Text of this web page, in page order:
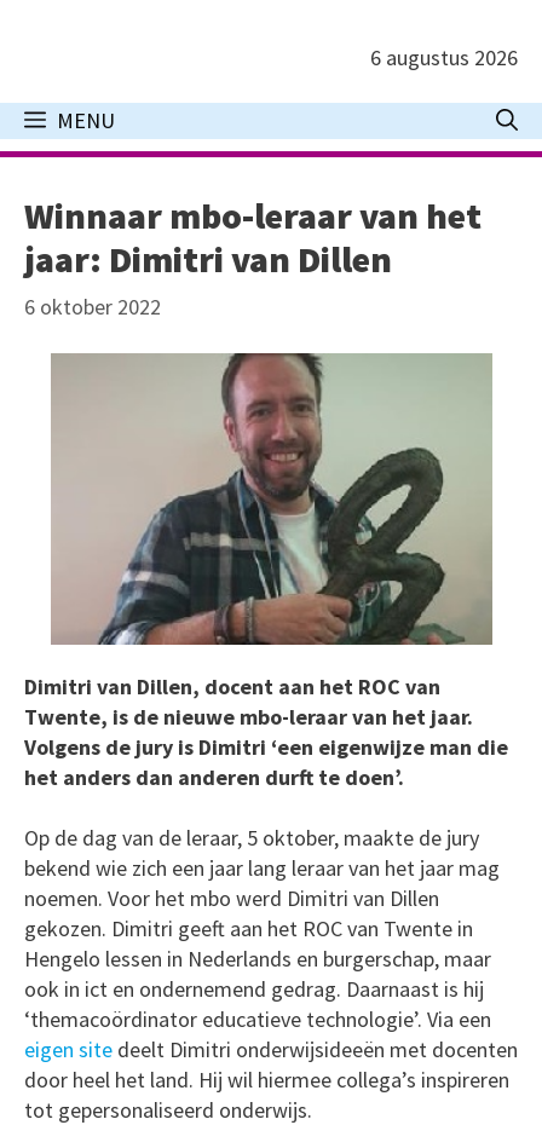
inhoud
6 augustus 2026
MENU
Winnaar mbo-leraar van het
jaar: Dimitri van Dillen
6 oktober 2022
Dimitri van Dillen, docent aan het ROC van
Twente, is de nieuwe mbo-leraar van het jaar.
Volgens de jury is Dimitri ‘een eigenwijze man die
het anders dan anderen durft te doen’.
Op de dag van de leraar, 5 oktober, maakte de jury
bekend wie zich een jaar lang leraar van het jaar mag
noemen. Voor het mbo werd Dimitri van Dillen
gekozen. Dimitri geeft aan het ROC van Twente in
Hengelo lessen in Nederlands en burgerschap, maar
ook in ict en ondernemend gedrag. Daarnaast is hij
‘themacoördinator educatieve technologie’. Via een
eigen site deelt Dimitri onderwijsideeën met docenten
door heel het land. Hij wil hiermee collega’s inspireren
tot gepersonaliseerd onderwijs.